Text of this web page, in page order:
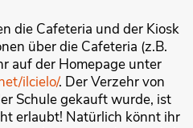
die Cafeteria und der Kiosk
über die Cafeteria (z.B.
auf der Homepage unter
ilcielo/. Der Verzehr von
Schule gekauft wurde, ist
erlaubt! Natürlich könnt ihr